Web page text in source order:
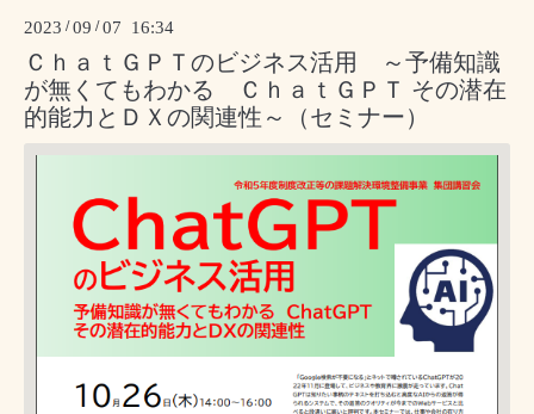
2023 /09 /07 16:34
ＣｈａｔＧＰＴのビジネス活用 ～予備知識
が無くてもわかる ＣｈａｔＧＰＴ その潜在
的能力とＤＸの関連性～（セミナー）